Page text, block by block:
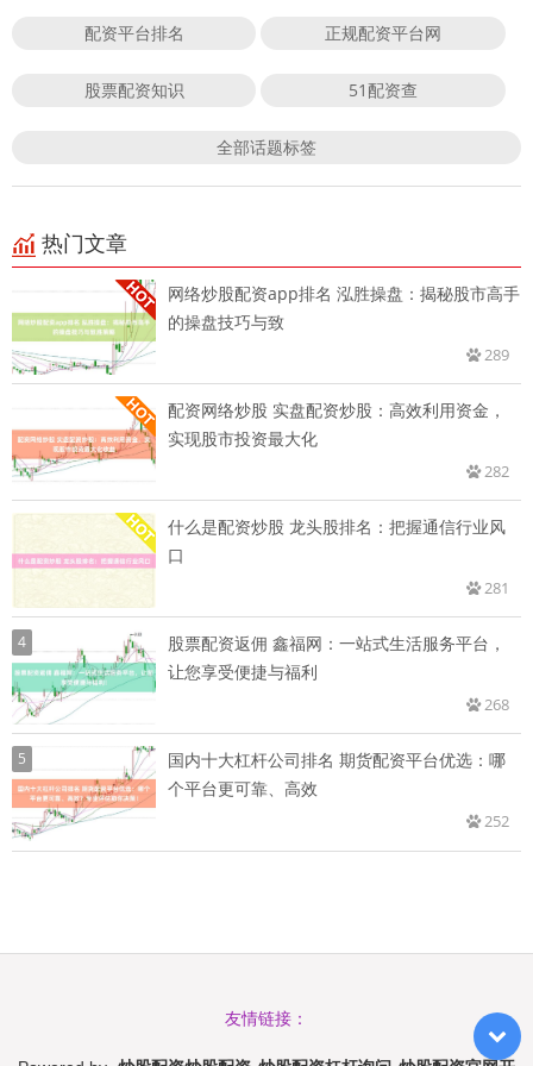
配资平台排名 正规配资平台网
股票配资知识 51配资查
全部话题标签
热门文章
网络炒股配资app排名 泓胜操盘：揭秘股市高手
的操盘技巧与致
289
配资网络炒股 实盘配资炒股：高效利用资金，
实现股市投资最大化
282
什么是配资炒股 龙头股排名：把握通信行业风
口
281
4
股票配资返佣 鑫福网：一站式生活服务平台，
让您享受便捷与福利
268
5
国内十大杠杆公司排名 期货配资平台优选：哪
个平台更可靠、高效
252
友情链接：